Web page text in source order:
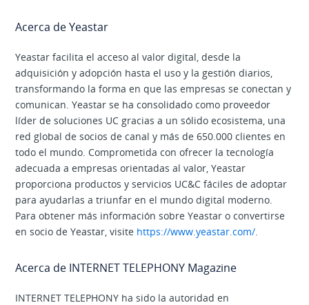
Acerca de Yeastar
Yeastar facilita el acceso al valor digital, desde la
adquisición y adopción hasta el uso y la gestión diarios,
transformando la forma en que las empresas se conectan y
comunican. Yeastar se ha consolidado como proveedor
líder de soluciones UC gracias a un sólido ecosistema, una
red global de socios de canal y más de 650.000 clientes en
todo el mundo. Comprometida con ofrecer la tecnología
adecuada a empresas orientadas al valor, Yeastar
proporciona productos y servicios UC&C fáciles de adoptar
para ayudarlas a triunfar en el mundo digital moderno.
Para obtener más información sobre Yeastar o convertirse
en socio de Yeastar, visite https://www.yeastar.com/
Acerca de INTERNET TELEPHONY Magazine
INTERNET TELEPHONY ha sido la autoridad en